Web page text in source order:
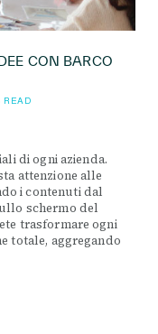
CON BARCO
READ
di ogni azienda.
attenzione alle
i contenuti dal
schermo del
trasformare ogni
totale, aggregando